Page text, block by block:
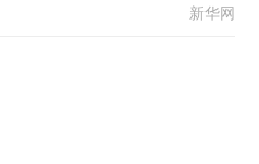
新华网